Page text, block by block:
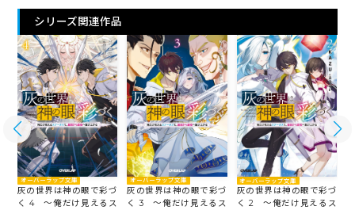
シリーズ関連作品
オーバーラップ文庫
灰の世界は神の眼で彩づ
く 4 ～俺だけ見えるス
オーバーラップ文庫
灰の世界は神の眼で彩づ
く 3 ～俺だけ見えるス
オーバーラップ文庫
灰の世界は神の眼で彩づ
く 2 ～俺だけ見えるス